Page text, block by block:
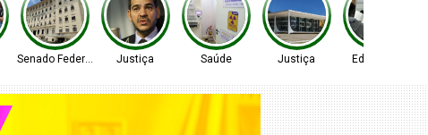
Senado Federal Justiça Saúde Justiça Educação